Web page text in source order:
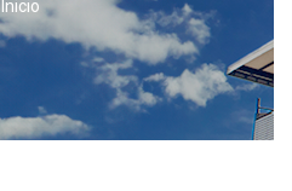
RUTA
DE
NAVEGACIÓN
Inicio